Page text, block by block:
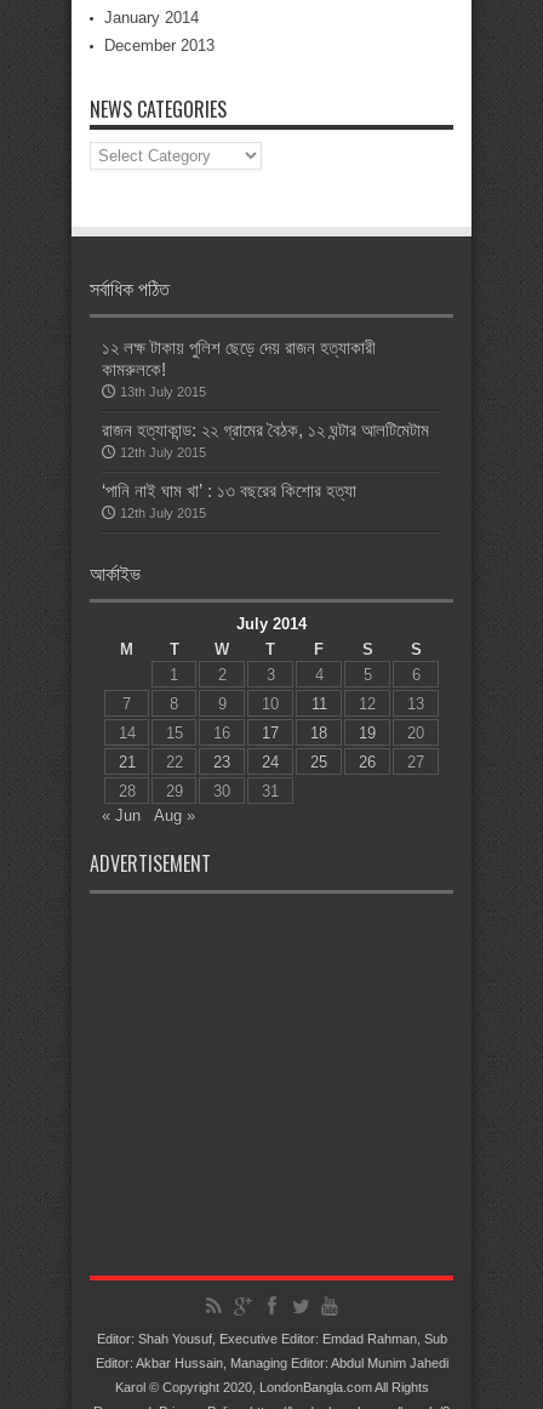
January 2014
December 2013
NEWS CATEGORIES
News
Categories
সর্বাধিক পঠিত
১২ লক্ষ টাকায় পুলিশ ছেড়ে দেয় রাজন হত্যাকারী
কামরুলকে!
13th July 2015
রাজন হত্যাকান্ড: ২২ গ্রামের বৈঠক, ১২ ঘন্টার আলটিমেটাম
12th July 2015
‘পানি নাই ঘাম খা’ : ১৩ বছরের কিশোর হত্যা
12th July 2015
আর্কাইভ
July 2014
M
T W T F S
S
1
2 3 4 5
6
7
8 9 10 11 12
13
14
15 16 17 18 19
20
21
22 23 24 25 26
27
28
29 30
31
« Jun
Aug »
ADVERTISEMENT
Editor: Shah Yousuf, Executive Editor: Emdad Rahman, Sub
Editor: Akbar Hussain, Managing Editor: Abdul Munim Jahedi
Karol © Copyright 2020, LondonBangla.com All Rights